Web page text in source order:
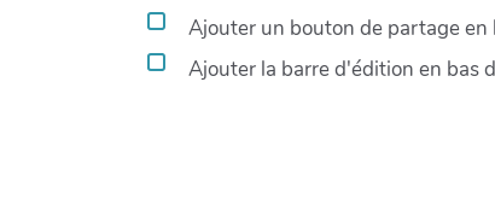
Ajouter un bouton de partage en
Ajouter la barre d'édition en bas